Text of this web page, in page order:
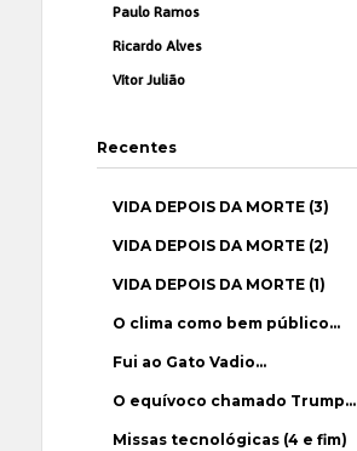
Paulo Ramos
Ricardo Alves
Vítor Julião
Recentes
VIDA DEPOIS DA MORTE (3)
VIDA DEPOIS DA MORTE (2)
VIDA DEPOIS DA MORTE (1)
O clima como bem público…
Fui ao Gato Vadio…
O equívoco chamado Trump…
Missas tecnológicas (4 e fim)